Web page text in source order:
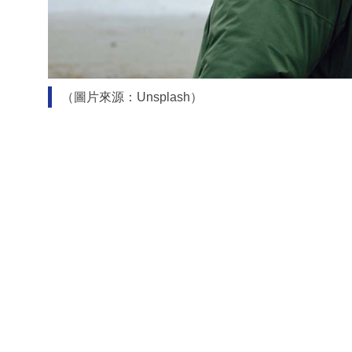
（圖片來源：Unsplash）